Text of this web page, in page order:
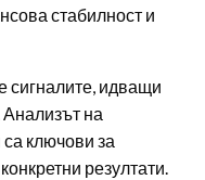
стабилност и
сигналите, идващи
Анализът на
ключови за
резултати.